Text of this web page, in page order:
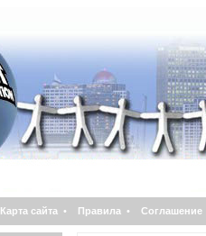
Карта сайта • Правила • Соглашение